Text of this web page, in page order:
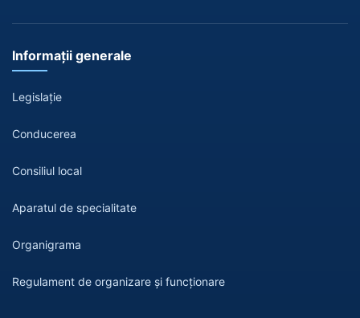
Informații generale
Legislație
Conducerea
Consiliul local
Aparatul de specialitate
Organigrama
Regulament de organizare și funcționare